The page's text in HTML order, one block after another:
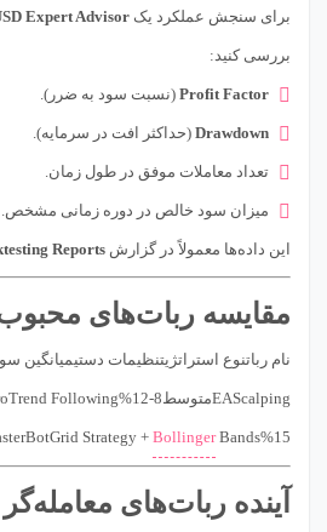
برای سنجش عملکرد یک Expert Advisor
بررسی کنید:
Profit Factor (نسبت سود به ضرر).
Drawdown (حداکثر افت در سرمایه).
تعداد معاملات موفق در طول زمان.
میزان سود خالص در دوره زمانی مشخص.
این داده‌ها معمولاً در گزارش Reports
مقایسه ربات‌های محبوب
15%XAU MasterBotGrid Strategy +
BollingerBandsپیشرفته12-20%
آینده ربات‌های